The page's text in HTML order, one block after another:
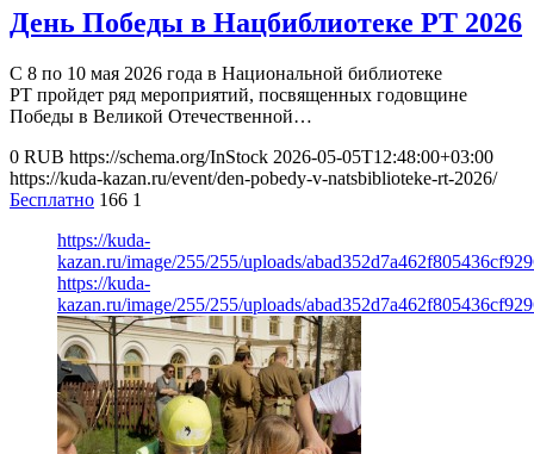
День Победы в Нацбиблиотеке РТ 2026
С 8 по 10 мая 2026 года в Национальной библиотеке
РТ пройдет ряд мероприятий, посвященных годовщине
Победы в Великой Отечественной…
0 RUB https://schema.org/InStock 2026-05-05T12:48:00+03:00
https://kuda-kazan.ru/event/den-pobedy-v-natsbiblioteke-rt-2026/
Бесплатно 166 1
https://kuda-
kazan.ru/image/255/255/uploads/
https://kuda-
kazan.ru/image/255/255/uploads/